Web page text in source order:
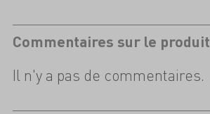
Commentaires sur le produit
Il n'y a pas de commentaires.